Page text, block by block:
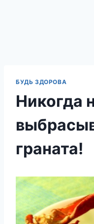
БУДЬ ЗДОРОВА
Никогда
граната!